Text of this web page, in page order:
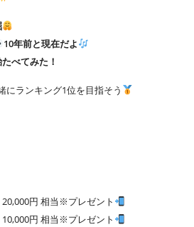
10年前と現在だよ
べてみた！
にランキング1位を目指そう
円 相当※プレゼント
円 相当※プレゼント